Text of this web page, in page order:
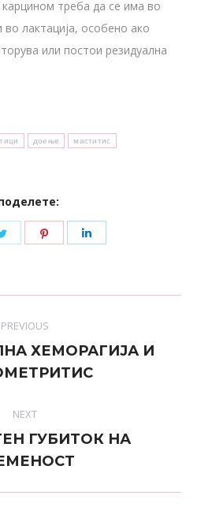
треба да се има во
во лактација, особено ако
или постои резидуална
доење маститис
Share
Share
PREVIOUS
Previous
post:
ХЕМОРАГИЈА И
NEXT
Next
post:
ГУБИТОК НА